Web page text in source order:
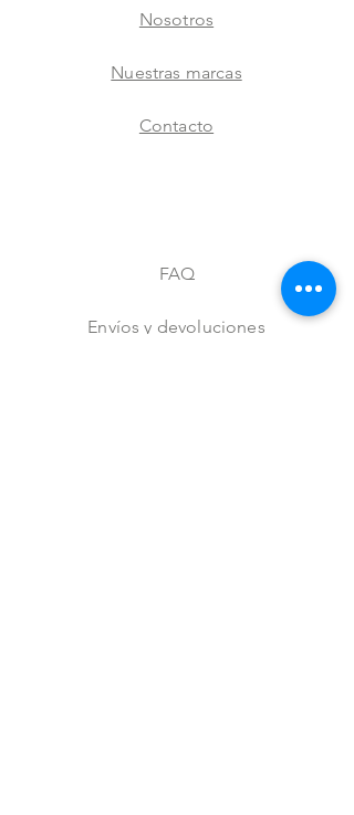
Nosotros
Nuestras marcas
Contacto
FAQ
Envíos y devoluciones